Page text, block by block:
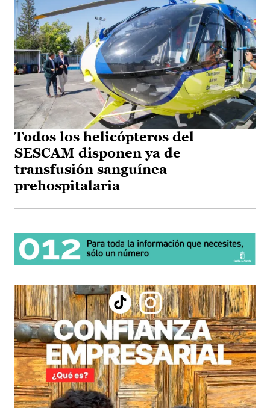
Todos los helicópteros del
SESCAM disponen ya de
transfusión sanguínea
prehospitalaria